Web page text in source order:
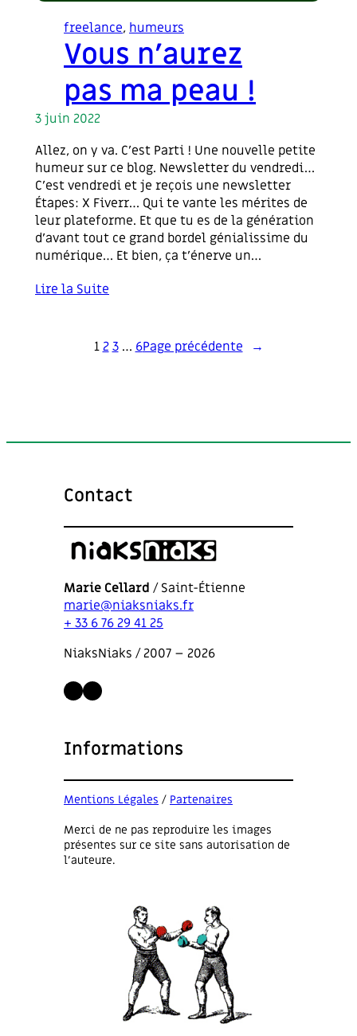
freelance, humeurs
Vous n’aurez
pas ma peau !
3 juin 2022
Allez, on y va. C’est Parti ! Une nouvelle petite
humeur sur ce blog. Newsletter du vendredi…
C’est vendredi et je reçois une newsletter
Étapes: X Fiverr… Qui te vante les mérites de
leur plateforme. Et que tu es de la génération
d’avant tout ce grand bordel génialissime du
numérique… Et bien, ça t’énerve un…
Lire la Suite
1 2 3 … 6Page précédente →
Contact
Marie Cellard / Saint-Étienne
marie@niaksniaks.fr
+ 33 6 76 29 41 25
NiaksNiaks / 2007 – 2026
LinkedIn
Instagram
Informations
Mentions Légales / Partenaires
Merci de ne pas reproduire les images
présentes sur ce site sans autorisation de
l’auteure.